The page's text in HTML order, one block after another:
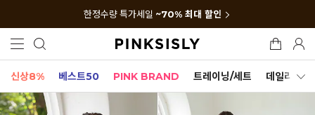
한정수량 특가세일 ~70% 최대 할인
신상8% 베스트50 PINK BRAND 트레이닝/세트 데일리세트